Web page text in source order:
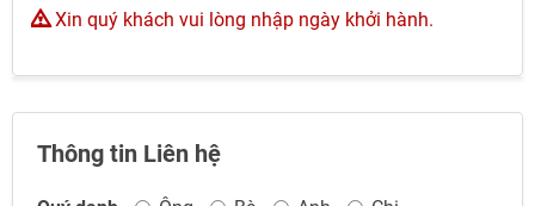
Xin quý khách vui lòng nhập ngày khởi hành.
Thông tin Liên hệ